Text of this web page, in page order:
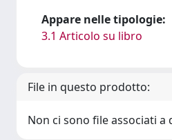
Appare nelle tipologie:
3.1 Articolo su libro
File in questo prodotto:
Non ci sono file associati